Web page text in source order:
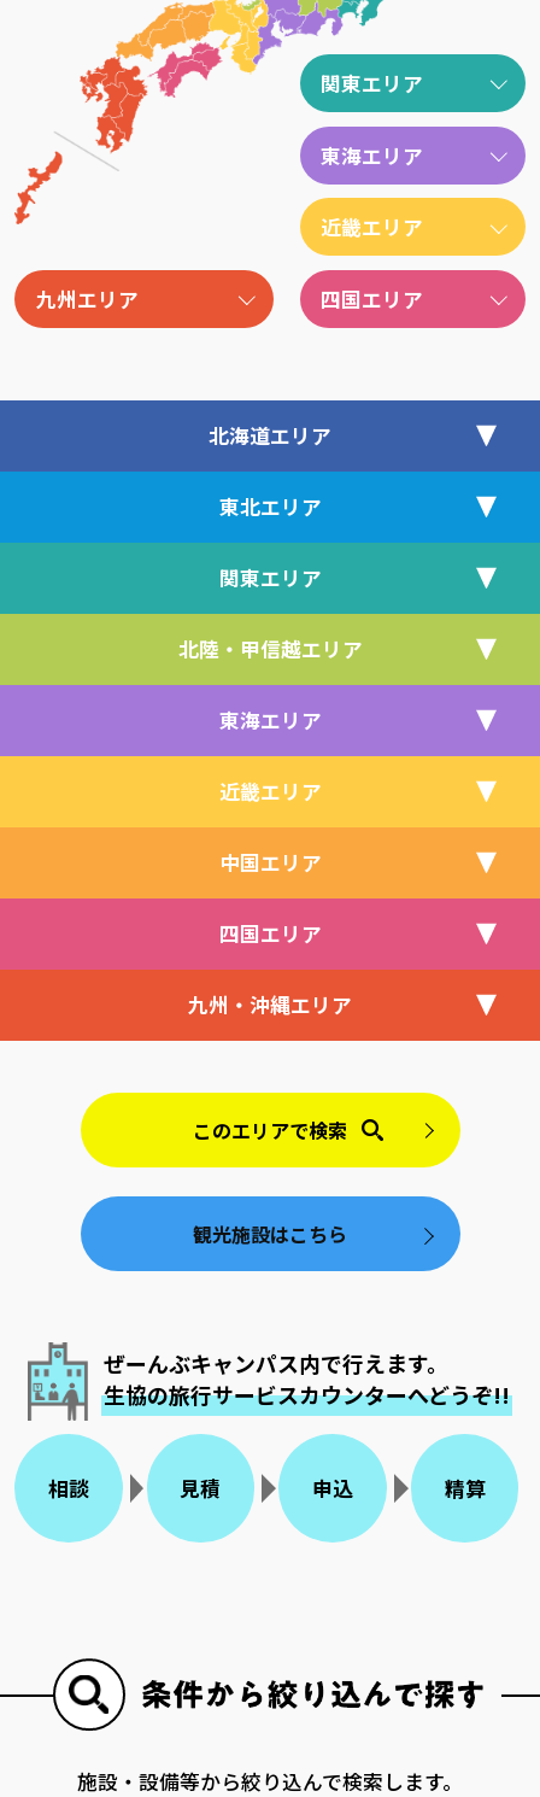
関東エリア
東海エリア
近畿エリア
九州エリア 四国エリア
北海道エリア
東北エリア
関東エリア
北陸・甲信越エリア
東海エリア
近畿エリア
中国エリア
四国エリア
九州・沖縄エリア
このエリアで検索
観光施設はこちら
ぜーんぶキャンパス内で行えます。
生協の旅行サービスカウンターへどうぞ!!
相談 見積 申込 精算
施設・設備等から絞り込んで検索します。